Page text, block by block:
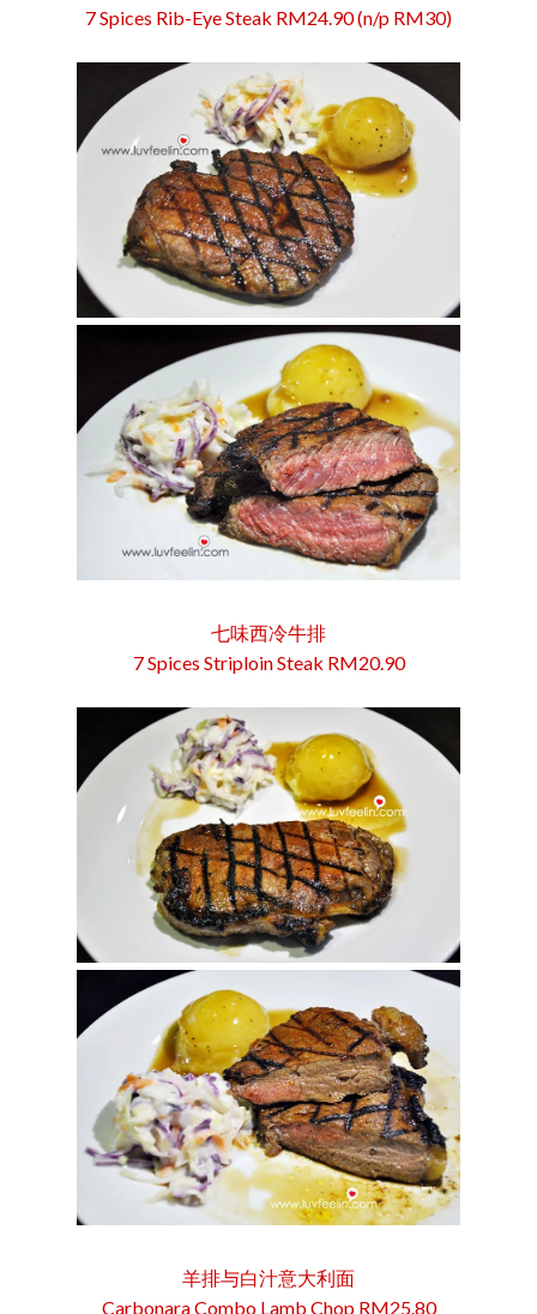
7 Spices Rib-Eye Steak RM24.90 (n/p RM30)
七味西冷牛排
7 Spices Striploin Steak RM20.90
羊排与白汁意大利面
Carbonara Combo Lamb Chop RM25.80